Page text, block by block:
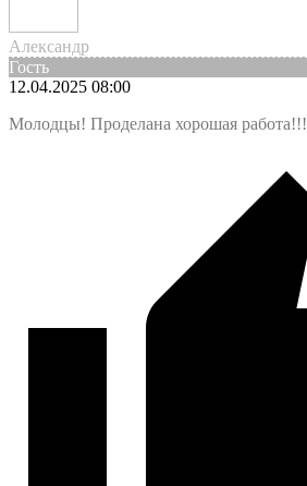
Александр
Гость
12.04.2025 08:00
Молодцы! Проделана хорошая работа!!!